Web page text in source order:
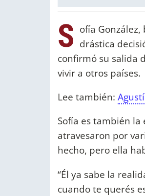
S ofía
drástica
confirmó su salida
vivir a otros países.
Lee también:
Sofía es también la
atravesaron por
hecho, pero ella
“Él ya sabe la
cuando te querés